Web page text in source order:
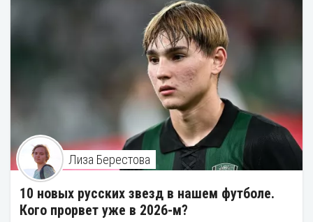
Лиза Берестова
10 новых русских звезд в нашем футболе.
Кого прорвет уже в 2026-м?